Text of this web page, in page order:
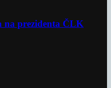
na prezidenta ČLK